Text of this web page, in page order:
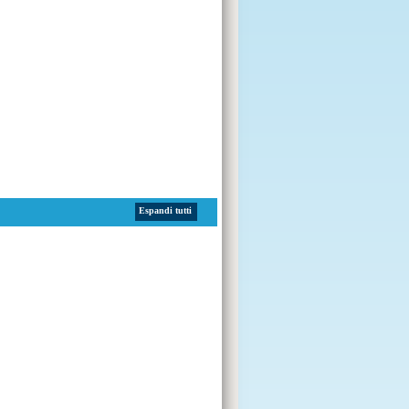
Espandi tutti